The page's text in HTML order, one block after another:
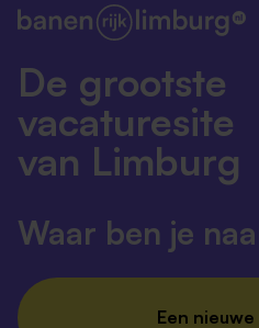
De grootste
vacaturesite
van Limburg
Waar ben je
Een nieuwe